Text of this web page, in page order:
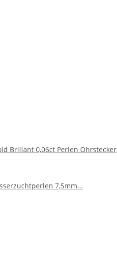
Brillant 0,06ct Perlen Ohrstecker